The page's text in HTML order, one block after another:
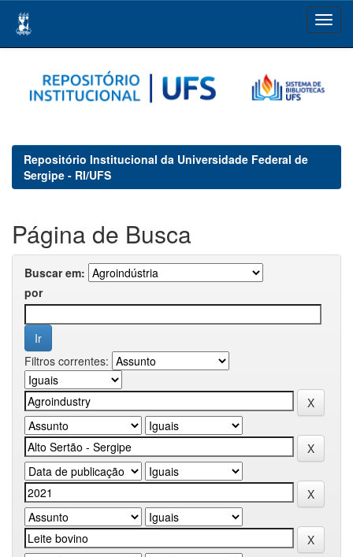
navigation
Repositório Institucional da Universidade Federal de
Sergipe - RI/UFS
Página de Busca
Buscar em:
por
Filtros correntes: